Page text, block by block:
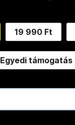
19 990 Ft
Egyedi támogatás